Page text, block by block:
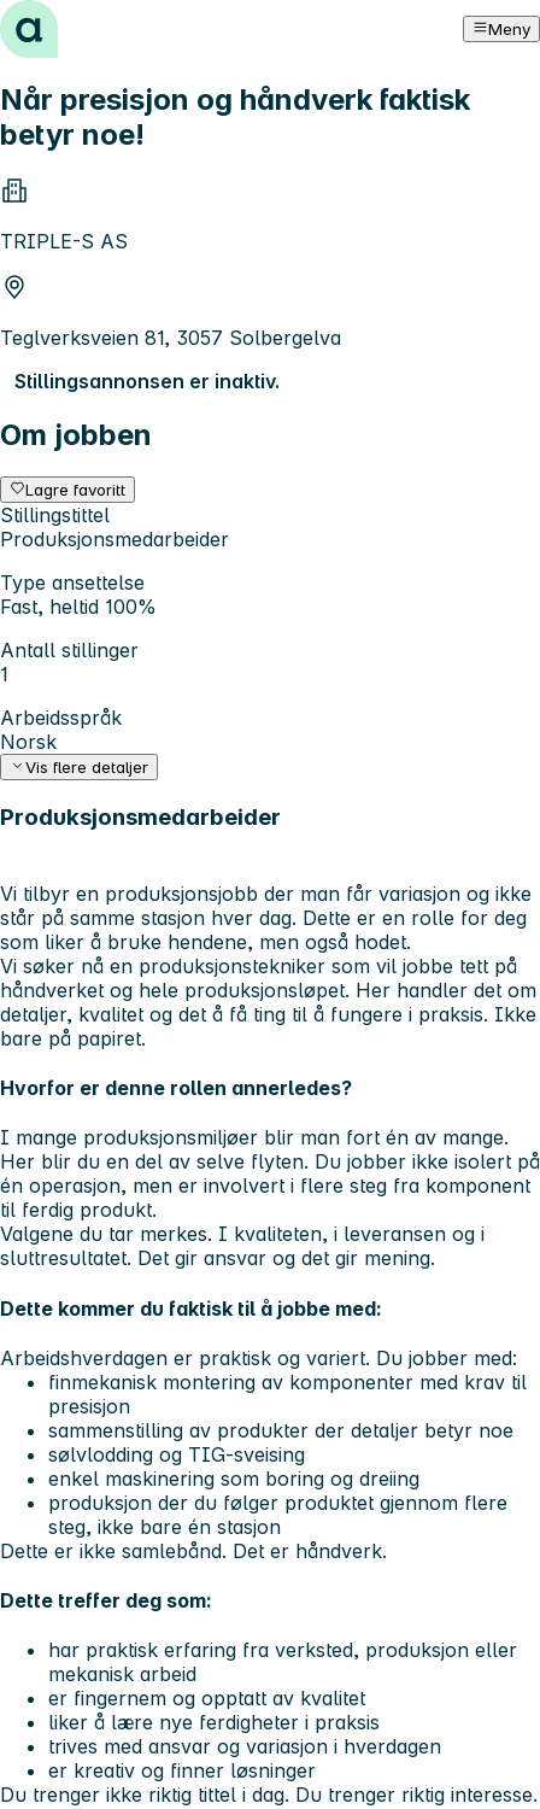
Hopp til innhold Meny
Når presisjon og håndverk faktisk
betyr noe!
TRIPLE-S AS
Teglverksveien 81, 3057 Solbergelva
Stillingsannonsen er inaktiv.
Om jobben
Lagre favoritt
Stillingstittel
Produksjonsmedarbeider
Type ansettelse
Fast, heltid 100%
Antall stillinger
1
Arbeidsspråk
Norsk
Vis flere detaljer
Produksjonsmedarbeider
Vi tilbyr en produksjonsjobb der man får variasjon og ikke
står på samme stasjon hver dag. Dette er en rolle for deg
som liker å bruke hendene, men også hodet.
Vi søker nå en produksjonstekniker som vil jobbe tett på
håndverket og hele produksjonsløpet. Her handler det om
detaljer, kvalitet og det å få ting til å fungere i praksis. Ikke
bare på papiret.
Hvorfor er denne rollen annerledes?
I mange produksjonsmiljøer blir man fort én av mange.
Her blir du en del av selve flyten. Du jobber ikke isolert på
én operasjon, men er involvert i flere steg fra komponent
til ferdig produkt.
Valgene du tar merkes. I kvaliteten, i leveransen og i
sluttresultatet. Det gir ansvar og det gir mening.
Dette kommer du faktisk til å jobbe med:
Arbeidshverdagen er praktisk og variert. Du jobber med:
finmekanisk montering av komponenter med krav til
presisjon
sammenstilling av produkter der detaljer betyr noe
sølvlodding og TIG-sveising
enkel maskinering som boring og dreiing
produksjon der du følger produktet gjennom flere
steg, ikke bare én stasjon
Dette er ikke samlebånd. Det er håndverk.
Dette treffer deg som:
har praktisk erfaring fra verksted, produksjon eller
mekanisk arbeid
er fingernem og opptatt av kvalitet
liker å lære nye ferdigheter i praksis
trives med ansvar og variasjon i hverdagen
er kreativ og finner løsninger
Du trenger ikke riktig tittel i dag. Du trenger riktig interesse.